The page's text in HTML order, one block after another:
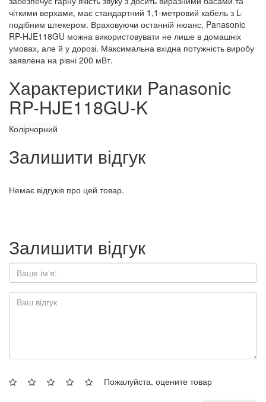
чіткими верхами, має стандартний 1,1-метровий кабель з L-
подібним штекером. Враховуючи останній нюанс, Panasonic
RP-HJE118GU можна використовувати не лише в домашніх
умовах, але й у дорозі. Максимальна вхідна потужність виробу
заявлена на рівні 200 мВт.
Характеристики Panasonic
RP-HJE118GU-K
Колірчорний
Залишити відгук
Немає відгуків про цей товар.
Залишити відгук
Пожалуйста, оцените товар